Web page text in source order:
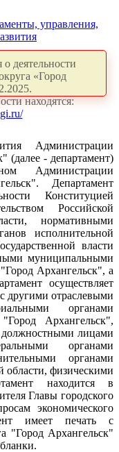
управления,
деятельности
«Город
находятся:
Администрации
(далее - департамент)
Администрации
Департамент
Конституцией
Российской
нормативными
исполнительной
власти
муниципальными
Архангельск", а
осуществляет
другими отраслевыми
органами
Архангельск",
должностными лицами
органами
органами
области, физическими
находится в
Главы городского
экономического
имеет печать с
"Город Архангельск"